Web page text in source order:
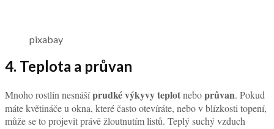
pixabay
4. Teplota a průvan
Mnoho rostlin nesnášíprudké výkyvy teplotneboprůvan. Pokud
máte květináče u okna, které často otevíráte, nebo v blízkosti topení,
může se to projevit právě žloutnutím listů. Teplý suchý vzduch